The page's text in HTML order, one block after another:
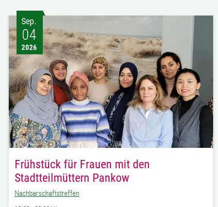
Sep.
04
2026
Frühstück für Frauen mit den
Stadtteilmüttern Pankow
Nachbarschaftstreffen